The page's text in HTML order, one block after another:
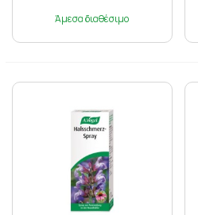
Άμεσα διαθέσιμο